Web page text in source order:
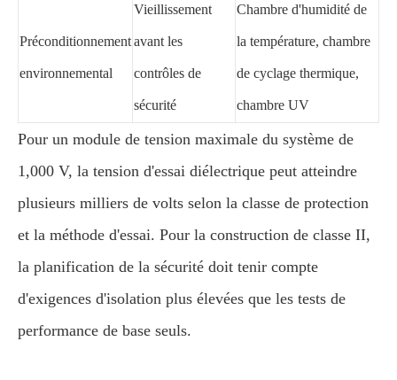
Préconditionnement
environnemental
Vieillissement
avant les
contrôles de
sécurité
Chambre d'humidité de
la température, chambre
de cyclage thermique,
chambre UV
Pour un module de tension maximale du système de
1,000 V, la tension d'essai diélectrique peut atteindre
plusieurs milliers de volts selon la classe de protection
et la méthode d'essai. Pour la construction de classe II,
la planification de la sécurité doit tenir compte
d'exigences d'isolation plus élevées que les tests de
performance de base seuls.